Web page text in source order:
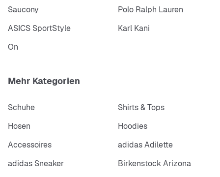
Saucony
Polo Ralph Lauren
ASICS SportStyle
Karl Kani
On
Mehr Kategorien
Schuhe
Shirts & Tops
Hosen
Hoodies
Accessoires
adidas Adilette
adidas Sneaker
Birkenstock Arizona